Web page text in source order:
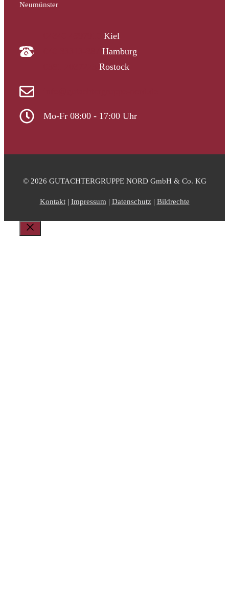
Neumünster
Kiel
Hamburg
Rostock
Mo-Fr 08:00 - 17:00 Uhr
© 2026 GUTACHTERGRUPPE NORD GmbH & Co. KG
Kontakt| Impressum| Datenschutz| Bildrechte
Schließen